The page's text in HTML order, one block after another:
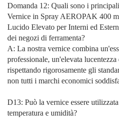
Domanda 12: Quali sono i
Vernice in Spray AEROPAK 400
Lucido Elevato per Interni ed
dei negozi di ferramenta?
A: La nostra vernice combina
professionale, un'elevata lucentezza
rispettando rigorosamente gli
non tutti i marchi economici
D13: Può la vernice essere
temperatura e umidità?